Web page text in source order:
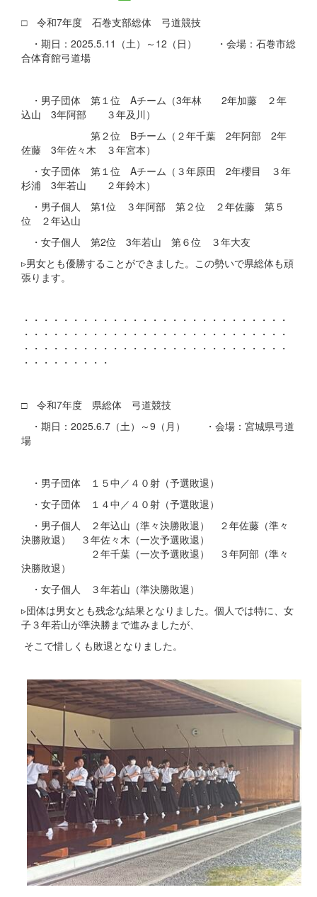
□ 令和7年度 石巻支部総体 弓道競技
・期日：2025.5.11（土）～12（日） ・会場：石巻市総
合体育館弓道場
・男子団体 第１位 Aチーム（3年林 2年加藤 ２年
込山 3年阿部 ３年及川）
第２位 Bチーム（２年千葉 2年阿部 2年
佐藤 3年佐々木 ３年宮本）
・女子団体 第１位 Aチーム（３年原田 2年櫻目 ３年
杉浦 3年若山 ２年鈴木）
・男子個人 第1位 ３年阿部 第２位 ２年佐藤 第５
位 ２年込山
・女子個人 第2位 3年若山 第６位 ３年大友
▹男女とも優勝することができました。この勢いで県総体も頑
張ります。
・・・・・・・・・・・・・・・・・・・・・・・・・・・
・・・・・・・・・・・・・・・・・・・・・・・・・・・
・・・・・・・・・・・・・・・・・・・・・・・・・・・
・・・・・・・・・
□ 令和7年度 県総体 弓道競技
・期日：2025.6.7（土）～9（月） ・会場：宮城県弓道
場
・男子団体 １５中／４０射（予選敗退）
・女子団体 １４中／４０射（予選敗退）
・男子個人 ２年込山（準々決勝敗退） ２年佐藤（準々
決勝敗退） ３年佐々木（一次予選敗退）
２年千葉（一次予選敗退） ３年阿部（準々
決勝敗退）
・女子個人 ３年若山（準決勝敗退）
▹団体は男女とも残念な結果となりました。個人では特に、女
子３年若山が準決勝まで進みましたが、
そこで惜しくも敗退となりました。